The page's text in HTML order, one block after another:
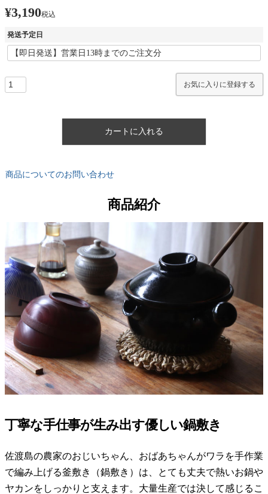
¥3,190税込
発送予定日
お気に入りに登録する
カートに入れる
商品についてのお問い合わせ
商品紹介
丁寧な手仕事が生み出す優しい鍋敷き
佐渡島の農家のおじいちゃん、おばあちゃんがワラを手作業
で編み上げる釜敷き（鍋敷き）は、とても丈夫で熱いお鍋や
ヤカンをしっかりと支えます。大量生産では決して感じるこ